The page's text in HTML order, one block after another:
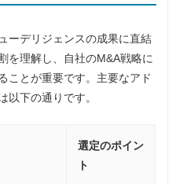
ーデリジェンスの成果に直結
を理解し、自社のM&A戦略に
ことが重要です。主要なアド
以下の通りです。
選定のポイン
ト